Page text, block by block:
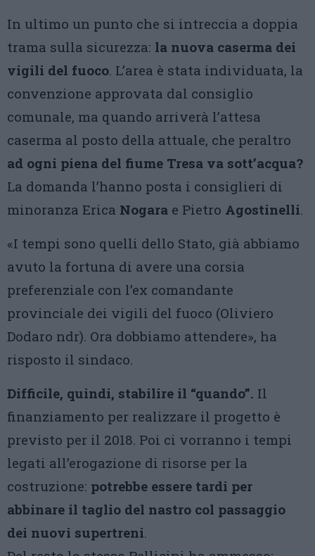
In ultimo un punto che si intreccia a doppia
trama sulla sicurezza: la nuova caserma dei
vigili del fuoco. L’area è stata individuata, la
convenzione approvata dal consiglio
comunale, ma quando arriverà l’attesa
caserma al posto della attuale, che peraltro
ad ogni piena del fiume Tresa va sott’acqua?
La domanda l’hanno posta i consiglieri di
minoranza Erica Nogara e Pietro Agostinelli.
«I tempi sono quelli dello Stato, già abbiamo
avuto la fortuna di avere una corsia
preferenziale con l’ex comandante
provinciale dei vigili del fuoco (Oliviero
Dodaro ndr). Ora dobbiamo attendere», ha
risposto il sindaco.
Difficile, quindi, stabilire il “quando”. Il
finanziamento per realizzare il progetto è
previsto per il 2018. Poi ci vorranno i tempi
legati all’erogazione di risorse per la
costruzione: potrebbe essere tardi per
abbinare il taglio del nastro col passaggio
dei nuovi supertreni.